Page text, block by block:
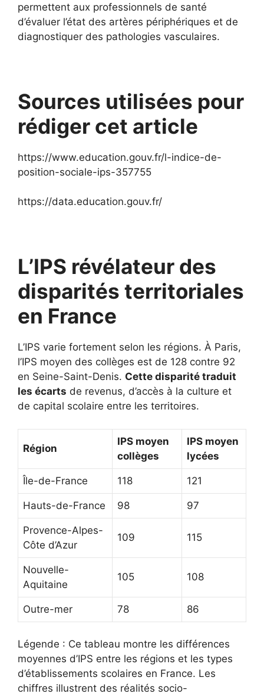
permettent aux professionnels de santé
d’évaluer l’état des artères périphériques et de
diagnostiquer des pathologies vasculaires.
Sources utilisées pour
rédiger cet article
https://www.education.gouv.fr/l-indice-de-
position-sociale-ips-357755
https://data.education.gouv.fr/
L’IPS révélateur des
disparités territoriales
en France
L’IPS varie fortement selon les régions. À Paris,
l’IPS moyen des collèges est de 128 contre 92
en Seine-Saint-Denis. Cette disparité traduit
les écarts de revenus, d’accès à la culture et
de capital scolaire entre les territoires.
Région
IPS moyen
collèges
IPS moyen
lycées
Île-de-France 118 121
Hauts-de-France 98 97
Provence-Alpes-
Côte d’Azur
109 115
Nouvelle-
Aquitaine
105 108
Outre-mer 78 86
Légende : Ce tableau montre les différences
moyennes d’IPS entre les régions et les types
d’établissements scolaires en France. Les
chiffres illustrent des réalités socio-